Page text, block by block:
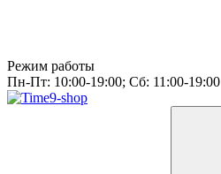
Режим работы
Пн-Пт: 10:00-19:00; Сб: 11:00-19:00